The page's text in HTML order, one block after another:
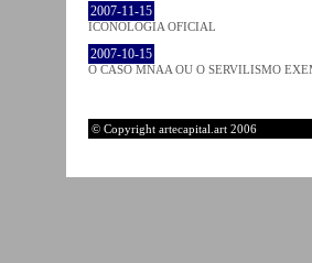
2007-11-15
ICONOLOGIA OFICIAL
2007-10-15
O CASO MNAA OU O SERVILISMO
© Copyright artecapital.art 2006